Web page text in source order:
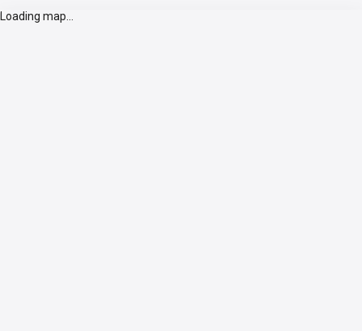
Loading map...